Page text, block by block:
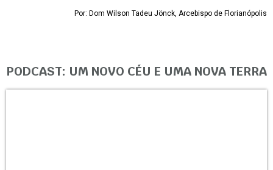
Por: Dom Wilson Tadeu Jönck, Arcebispo de Florianópolis
PODCAST: UM NOVO CÉU E UMA NOVA TERRA